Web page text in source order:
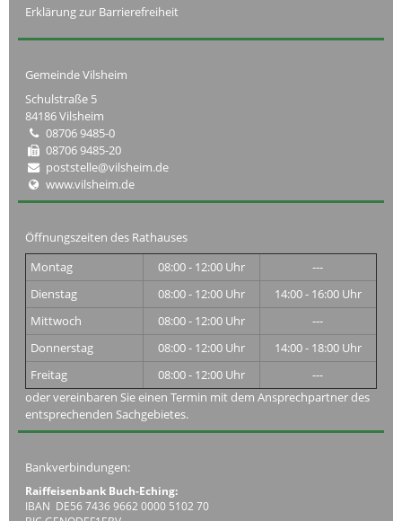
Erklärung zur Barrierefreiheit
Gemeinde Vilsheim
Schulstraße 5
84186 Vilsheim
08706 9485-0
08706 9485-20
poststelle@vilsheim.de
www.vilsheim.de
Öffnungszeiten des Rathauses
Montag
08:00 - 12:00 Uhr
---
Dienstag
08:00 - 12:00 Uhr
14:00 - 16:00 Uhr
Mittwoch
08:00 - 12:00 Uhr
---
Donnerstag
08:00 - 12:00 Uhr
14:00 - 18:00 Uhr
Freitag
08:00 - 12:00 Uhr
---
oder vereinbaren Sie einen Termin mit dem Ansprechpartner des
entsprechenden Sachgebietes.
Bankverbindungen:
Raiffeisenbank Buch-Eching:
IBAN DE56 7436 9662 0000 5102 70